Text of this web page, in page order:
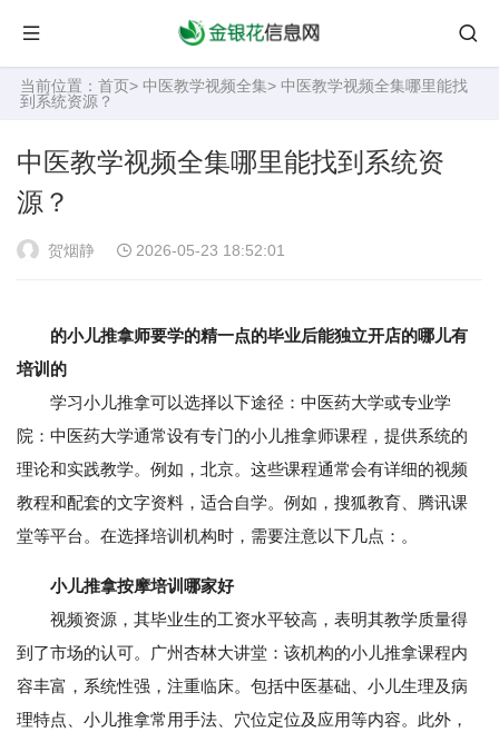
当前位置： 首页> 中医教学视频全集> 中医教学视频全集哪里能找
到系统资源？
中医教学视频全集哪里能找到系统资
源？
贺烟静 2026-05-23 18:52:01
的小儿推拿师要学的精一点的毕业后能独立开店的哪儿有
培训的
学习小儿推拿可以选择以下途径：中医药大学或专业学
院：中医药大学通常设有专门的小儿推拿师课程，提供系统的
理论和实践教学。例如，北京。这些课程通常会有详细的视频
教程和配套的文字资料，适合自学。例如，搜狐教育、腾讯课
堂等平台。在选择培训机构时，需要注意以下几点：。
小儿推拿按摩培训哪家好
视频资源，其毕业生的工资水平较高，表明其教学质量得
到了市场的认可。广州杏林大讲堂：该机构的小儿推拿课程内
容丰富，系统性强，注重临床。包括中医基础、小儿生理及病
理特点、小儿推拿常用手法、穴位定位及应用等内容。此外，